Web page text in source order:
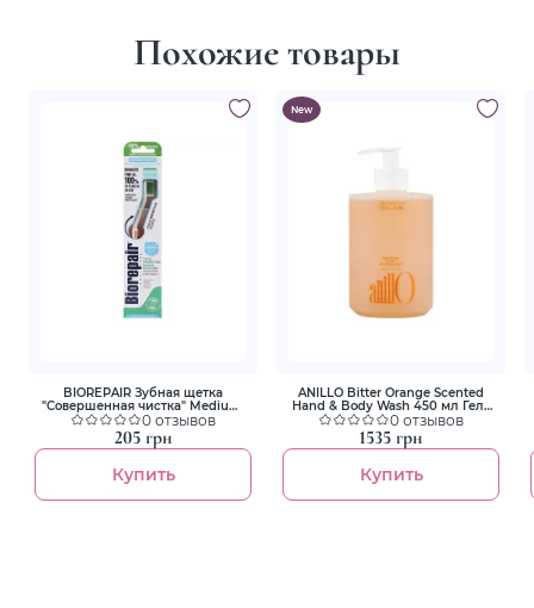
Похожие товары
BIOREPAIR Зубная щетка
"Совершенная чистка" Medium,
для ежедневного ухода
персиковая
0 отзывов
205 грн
Купить
New
ANILLO Bitter Orange Scented
Hand & Body Wash 450 мл Гель
для рук і тіла
0 отзывов
1535 грн
Купить